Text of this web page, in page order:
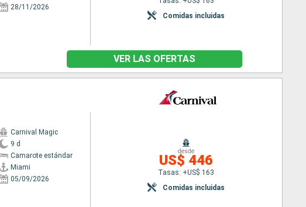
28/11/2026
Comidas incluidas
VER LAS OFERTAS
Carnival Magic
9 d
Camarote estándar
Miami
05/09/2026
desde
US$ 446
Tasas: +US$ 163
Comidas incluidas